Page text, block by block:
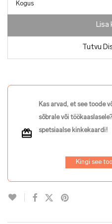
Kogus
Lisa
Tutvu
Kas arvad, et see toode
sõbrale või
spetsiaalse kinkekaardi!
Kingi see